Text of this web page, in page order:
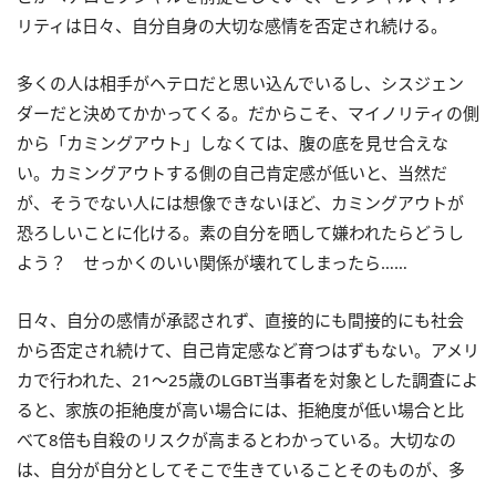
リティは日々、自分自身の大切な感情を否定され続ける。
多くの人は相手がヘテロだと思い込んでいるし、シスジェン
ダーだと決めてかかってくる。だからこそ、マイノリティの側
から「カミングアウト」しなくては、腹の底を見せ合えな
い。カミングアウトする側の自己肯定感が低いと、当然だ
が、そうでない人には想像できないほど、カミングアウトが
恐ろしいことに化ける。素の自分を晒して嫌われたらどうし
よう？ せっかくのいい関係が壊れてしまったら……
日々、自分の感情が承認されず、直接的にも間接的にも社会
から否定され続けて、自己肯定感など育つはずもない。アメリ
カで行われた、21～25歳のLGBT当事者を対象とした調査によ
ると、家族の拒絶度が高い場合には、拒絶度が低い場合と比
べて8倍も自殺のリスクが高まるとわかっている。大切なの
は、自分が自分としてそこで生きていることそのものが、多